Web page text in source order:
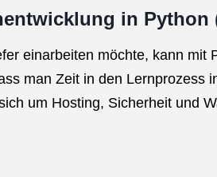
in Python
einarbeiten möchte, kann mit
man Zeit in den Lernprozess
um Hosting, Sicherheit und